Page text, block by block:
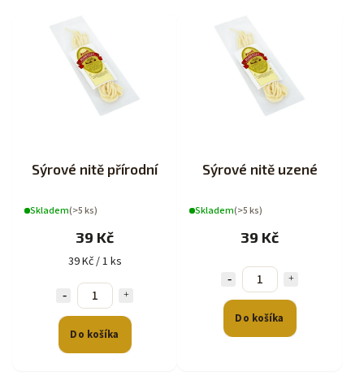
Najdrahšie
Abecedne
Sýrové nitě přírodní
Skladem(>5 ks)
39 Kč
39 Kč / 1 ks
Do košíka
Sýrové nitě uzené
Skladem(>5 ks)
39 Kč
Do košíka